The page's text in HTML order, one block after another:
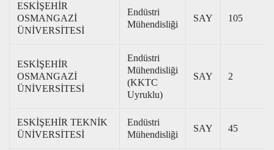
ESKİŞEHİR
OSMANGAZİ
ÜNİVERSİTESİ
Endüstri
Mühendisliği
SAY 105
ESKİŞEHİR
OSMANGAZİ
ÜNİVERSİTESİ
Endüstri
Mühendisliği
(KKTC
Uyruklu)
SAY 2
ESKİŞEHİR TEKNİK
ÜNİVERSİTESİ
Endüstri
Mühendisliği
SAY 45